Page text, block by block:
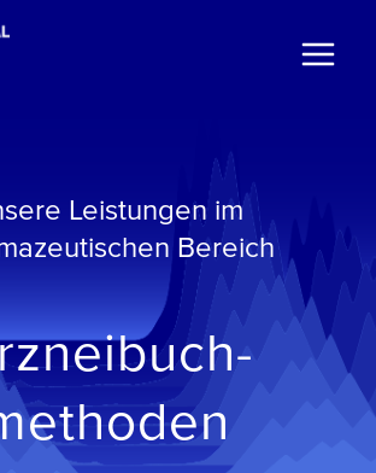
Leistungen im
Bereich